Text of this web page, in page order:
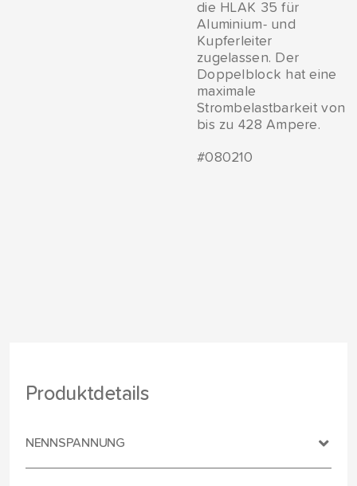
die HLAK 35 für
Aluminium- und
Kupferleiter
zugelassen. Der
Doppelblock hat eine
maximale
Strombelastbarkeit von
bis zu 428 Ampere.
#080210
Produktdetails
NENNSPANNUNG